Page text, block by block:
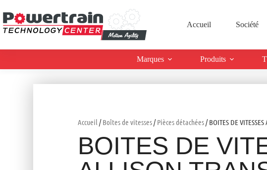
Accueil Société
Marques Produits
Accueil /Boîtes de vitesses/Pièces détachées/ BOITES DE
BOITES DE